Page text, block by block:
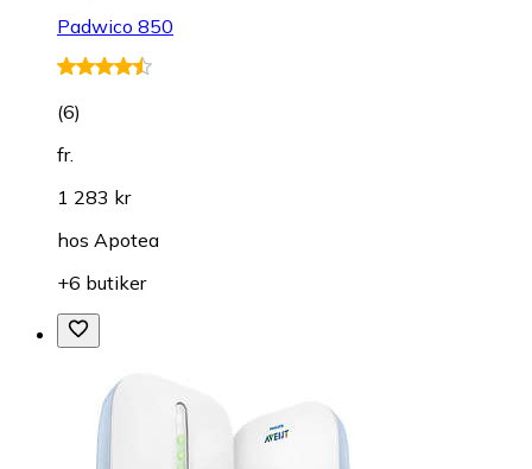
Padwico 850
(6)
fr.
1 283 kr
hos Apotea
+6 butiker